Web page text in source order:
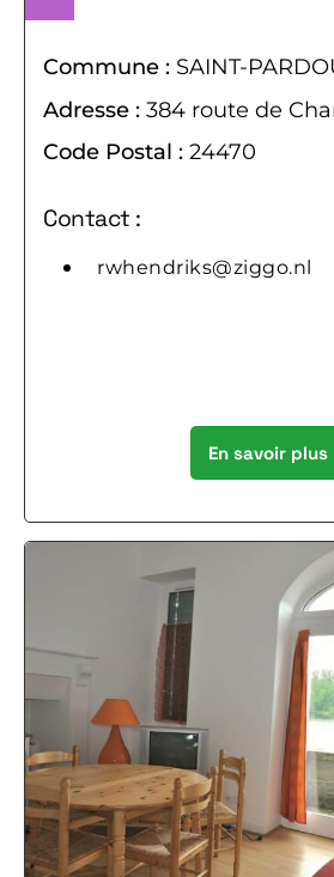
Commune : SAINT-
Adresse : 384 route de
Code Postal : 24470
Contact :
rwhendriks@ziggo.nl
En savoir plus